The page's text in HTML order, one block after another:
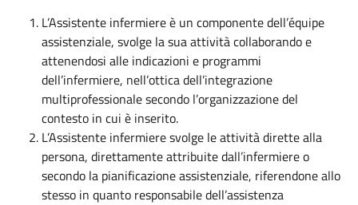
L’Assistente infermiere è un componente dell’équipe
assistenziale, svolge la sua attività collaborando e
attenendosi alle indicazioni e programmi
dell’infermiere, nell’ottica dell’integrazione
multiprofessionale secondo l’organizzazione del
contesto in cui è inserito.
L’Assistente infermiere svolge le attività dirette alla
persona, direttamente attribuite dall’infermiere o
secondo la pianificazione assistenziale, riferendone allo
stesso in quanto responsabile dell’assistenza